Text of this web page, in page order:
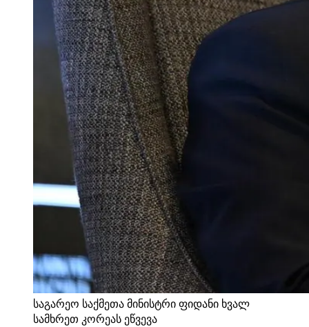
საგარეო საქმეთა მინისტრი ფიდანი ხვალ
სამხრეთ კორეას ეწვევა